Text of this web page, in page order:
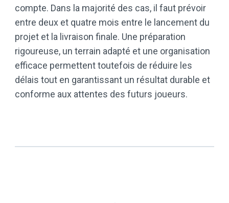
compte. Dans la majorité des cas, il faut prévoir
entre deux et quatre mois entre le lancement du
projet et la livraison finale. Une préparation
rigoureuse, un terrain adapté et une organisation
efficace permettent toutefois de réduire les
délais tout en garantissant un résultat durable et
conforme aux attentes des futurs joueurs.